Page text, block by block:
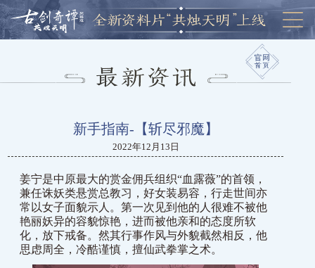
新手指南-【斩尽邪魔】
2022年12月13日
姜宁是中原最大的赏金佣兵组织“血露薇”的首领，
兼任诛妖类悬赏总教习，好女装易容，行走世间亦
常以女子面貌示人。第一次见到他的人很难不被他
艳丽妖异的容貌惊艳，进而被他亲和的态度所软
化，放下戒备。然其行事作风与外貌截然相反，他
思虑周全，冷酷谨慎，擅仙武拳掌之术。